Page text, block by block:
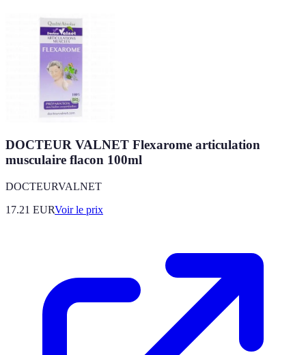
DOCTEUR VALNET Flexarome articulation
musculaire flacon 100ml
DOCTEURVALNET
17.21 EURVoir le prix